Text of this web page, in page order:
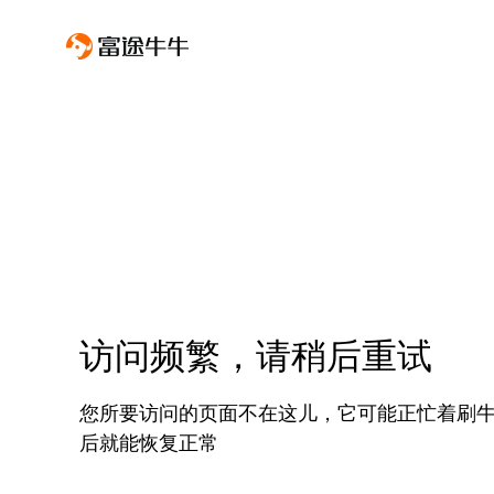
访问频繁，请稍后重试
您所要访问的页面不在这儿，它可能正忙着刷
后就能恢复正常